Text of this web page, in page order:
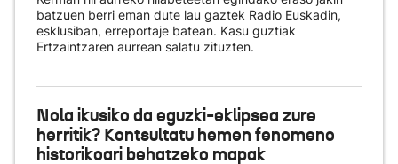
batzuen berri eman dute lau gaztek Radio Euskadin,
esklusiban, erreportaje batean. Kasu guztiak
Ertzaintzaren aurrean salatu zituzten.
Nola ikusiko da eguzki-eklipsea zure
herritik? Kontsultatu hemen fenomeno
historikoari behatzeko mapak